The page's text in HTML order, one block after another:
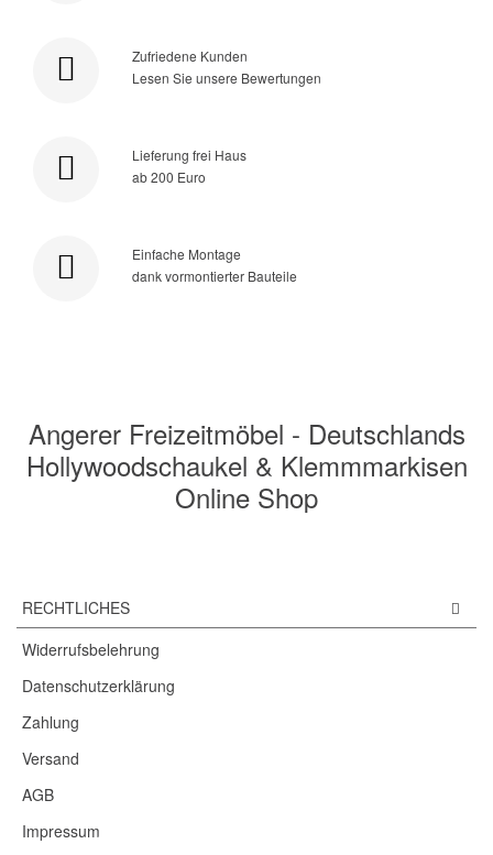
Zufriedene Kunden
Lesen Sie unsere Bewertungen
Lieferung frei Haus
ab 200 Euro
Einfache Montage
dank vormontierter Bauteile
Angerer Freizeitmöbel - Deutschlands
Hollywoodschaukel & Klemmmarkisen
Online Shop
RECHTLICHES
Widerrufsbelehrung
Datenschutzerklärung
Zahlung
Versand
AGB
Impressum